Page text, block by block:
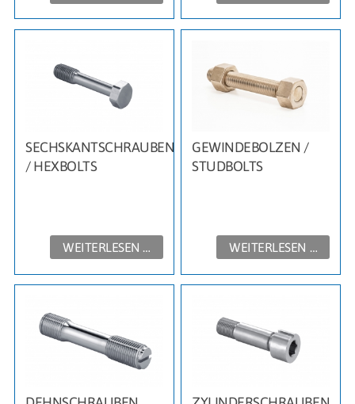
SECHSKANTSCHRAUBEN
/ HEXBOLTS
WEITERLESEN …
GEWINDEBOLZEN /
STUDBOLTS
WEITERLESEN …